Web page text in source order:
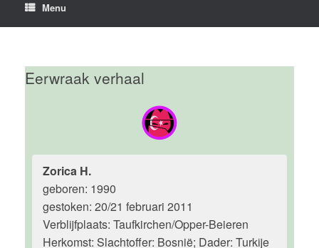
Menu
Eerwraak verhaal
Zorica H.
geboren: 1990
gestoken: 20/21 februari 2011
Verblijfplaats: Taufkirchen/Opper-Beieren
Herkomst: Slachtoffer: Bosnië; Dader: Turkije